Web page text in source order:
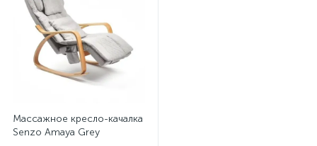
Массажное кресло-качалка
Senzo Amaya Grey